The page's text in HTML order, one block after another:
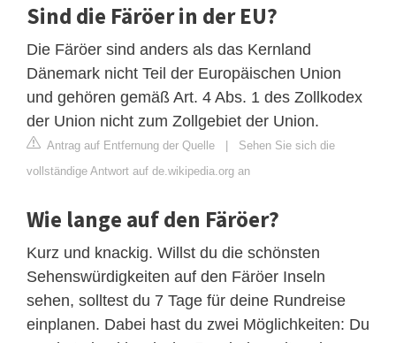
Sind die Färöer in der EU?
Die Färöer sind anders als das Kernland
Dänemark nicht Teil der Europäischen Union
und gehören gemäß Art. 4 Abs. 1 des Zollkodex
der Union nicht zum Zollgebiet der Union.
Antrag auf Entfernung der Quelle | Sehen Sie sich die
vollständige Antwort auf de.wikipedia.org an
Wie lange auf den Färöer?
Kurz und knackig. Willst du die schönsten
Sehenswürdigkeiten auf den Färöer Inseln
sehen, solltest du 7 Tage für deine Rundreise
einplanen. Dabei hast du zwei Möglichkeiten: Du